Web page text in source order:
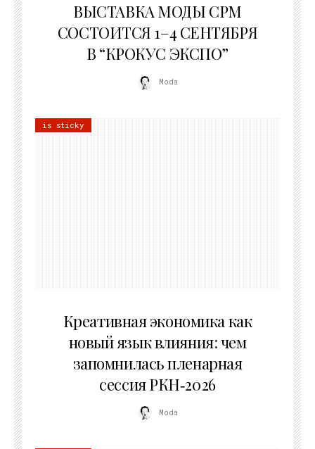
ВЫСТАВКА МОДЫ CPM
СОСТОИТСЯ 1–4 СЕНТЯБРЯ
В “КРОКУС ЭКСПО”
Moda
is sticky
Креативная экономика как
новый язык влияния: чем
запомнилась пленарная
сессия РКН‑2026
Moda